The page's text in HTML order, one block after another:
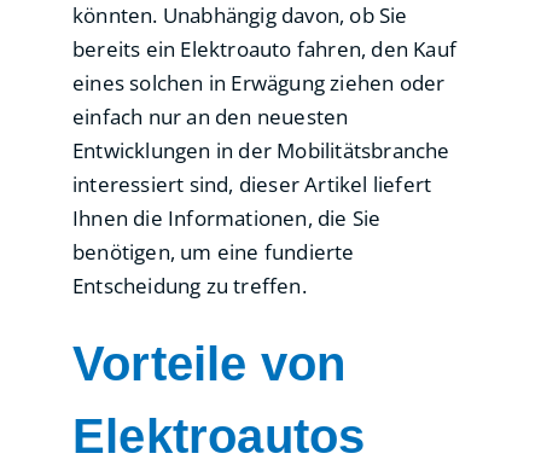
könnten. Unabhängig davon, ob Sie
bereits ein Elektroauto fahren, den Kauf
eines solchen in Erwägung ziehen oder
einfach nur an den neuesten
Entwicklungen in der Mobilitätsbranche
interessiert sind, dieser Artikel liefert
Ihnen die Informationen, die Sie
benötigen, um eine fundierte
Entscheidung zu treffen.
Vorteile von
Elektroautos